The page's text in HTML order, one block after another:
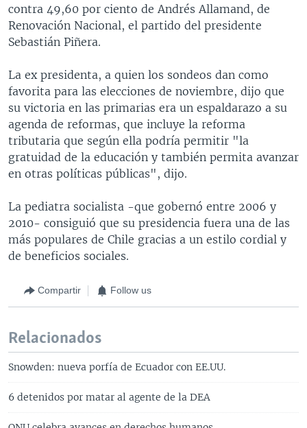
contra 49,60 por ciento de Andrés Allamand, de
Renovación Nacional, el partido del presidente
Sebastián Piñera.
La ex presidenta, a quien los sondeos dan como
favorita para las elecciones de noviembre, dijo que
su victoria en las primarias era un espaldarazo a su
agenda de reformas, que incluye la reforma
tributaria que según ella podría permitir "la
gratuidad de la educación y también permita avanzar
en otras políticas públicas", dijo.
La pediatra socialista -que gobernó entre 2006 y
2010- consiguió que su presidencia fuera una de las
más populares de Chile gracias a un estilo cordial y
de beneficios sociales.
Compartir Follow us
Relacionados
Snowden: nueva porfía de Ecuador con EE.UU.
6 detenidos por matar al agente de la DEA